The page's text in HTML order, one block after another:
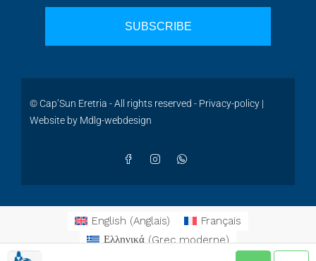
SUBSCRIBE
© Cap’Sun Eretria - All rights reserved - Privacy-policy |
Website by Mdlg-webdesign
English (Anglais)
Français
Ελληνικά (Grec moderne)